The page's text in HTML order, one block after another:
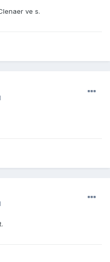
ve s.